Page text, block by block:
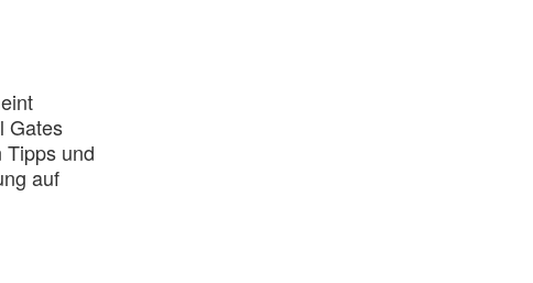
Gates
Tipps und
auf